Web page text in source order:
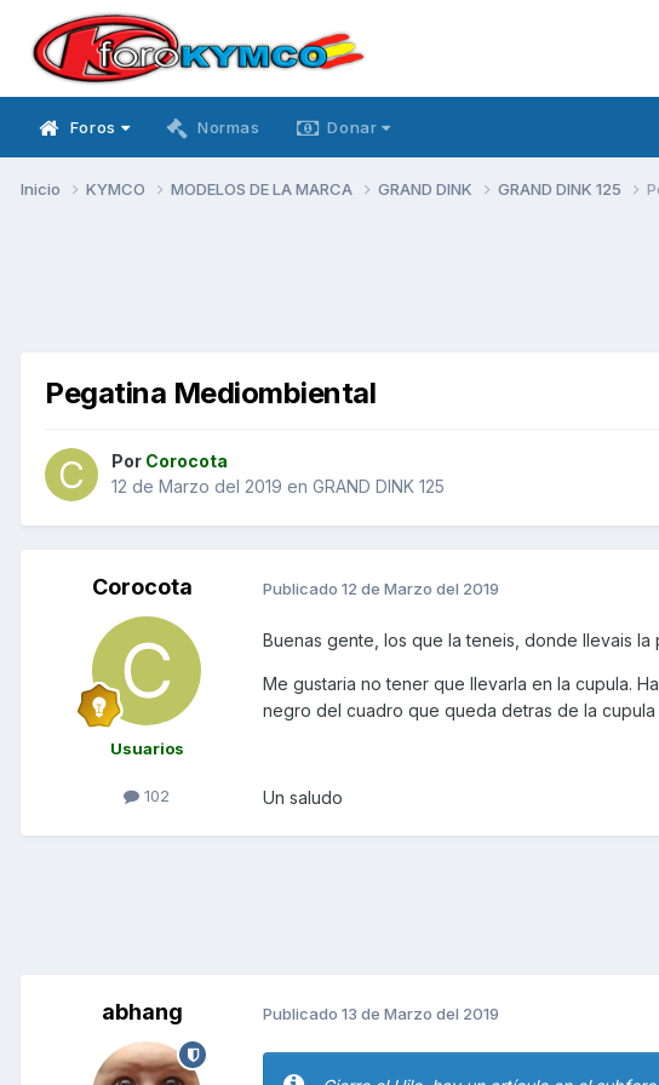
Foros Normas Donar
Inicio KYMCO MODELOS DE LA MARCA GRAND DINK GRAND DINK 125
Pegatina Mediombiental
Por Corocota
12 de Marzo del 2019 en GRAND DINK 125
Corocota
Usuarios
102
Publicado 12 de Marzo del 2019
Buenas gente, los que la teneis, donde llevais la
Me gustaria no tener que llevarla en la cupula.
negro del cuadro que queda detras de la
Un saludo
abhang Publicado 13 de Marzo del 2019